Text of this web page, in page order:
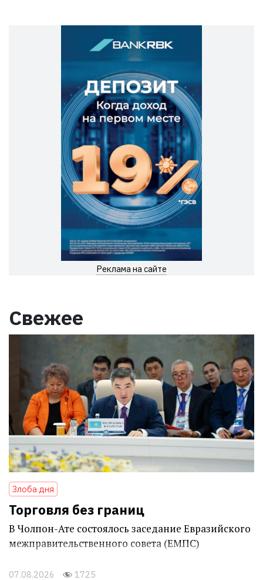
Реклама на сайте
Свежее
Злоба дня
Торговля без границ
В Чолпон-Ате состоялось заседание Евразийского
межправительственного совета (ЕМПС)
07.08.2026 1725